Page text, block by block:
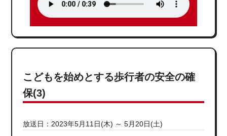
こどもを始めとする歩行者の安全の確
保(3)
放送日：2023年5月11日(木) ～ 5月20日(土)